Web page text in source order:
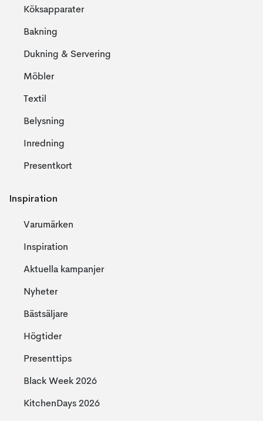
Köksapparater
Bakning
Dukning & Servering
Möbler
Textil
Belysning
Inredning
Presentkort
Inspiration
Varumärken
Inspiration
Aktuella kampanjer
Nyheter
Bästsäljare
Högtider
Presenttips
Black Week 2026
KitchenDays 2026